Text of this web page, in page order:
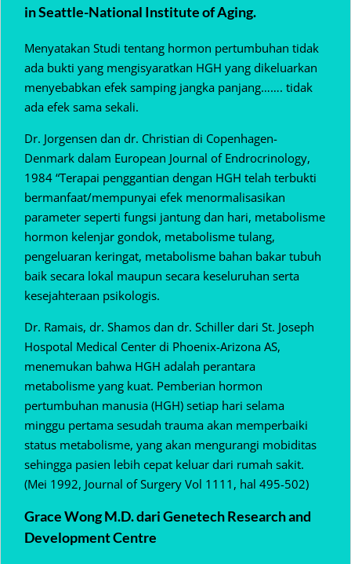
in Seattle-National Institute of Aging.
Menyatakan Studi tentang hormon pertumbuhan tidak
ada bukti yang mengisyaratkan HGH yang dikeluarkan
menyebabkan efek samping jangka panjang……. tidak
ada efek sama sekali.
Dr. Jorgensen dan dr. Christian di Copenhagen-
Denmark dalam European Journal of Endrocrinology,
1984 “Terapai penggantian dengan HGH telah terbukti
bermanfaat/mempunyai efek menormalisasikan
parameter seperti fungsi jantung dan hari, metabolisme
hormon kelenjar gondok, metabolisme tulang,
pengeluaran keringat, metabolisme bahan bakar tubuh
baik secara lokal maupun secara keseluruhan serta
kesejahteraan psikologis.
Dr. Ramais, dr. Shamos dan dr. Schiller dari St. Joseph
Hospotal Medical Center di Phoenix-Arizona AS,
menemukan bahwa HGH adalah perantara
metabolisme yang kuat. Pemberian hormon
pertumbuhan manusia (HGH) setiap hari selama
minggu pertama sesudah trauma akan memperbaiki
status metabolisme, yang akan mengurangi mobiditas
sehingga pasien lebih cepat keluar dari rumah sakit.
(Mei 1992, Journal of Surgery Vol 1111, hal 495-502)
Grace Wong M.D. dari Genetech Research and
Development Centre